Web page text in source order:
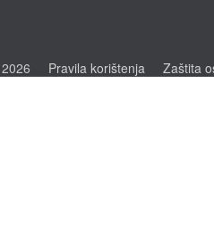
2026 Pravila korištenja Zaštita